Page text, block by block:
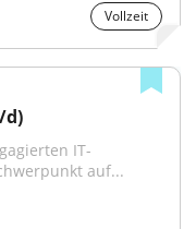
Vollzeit
d)
IT-
auf...